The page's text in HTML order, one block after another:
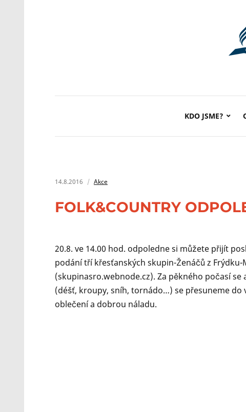
KDO JSME?
14.8.2016 Akce
FOLK&COUNTRY
20.8. ve 14.00 hod. odpoledne si můžete přijít
podání tří křesťanských skupin-Ženáčů z
(skupinasro.webnode.cz). Za pěkného počasí
(déšť, kroupy, sníh, tornádo…) se přesuneme
oblečení a dobrou náladu.